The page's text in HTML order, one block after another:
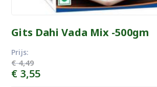
Gits Dahi Vada Mix -500gm
Prijs:
€4,49
Oorspronkelijke
€ 3,55Huidige